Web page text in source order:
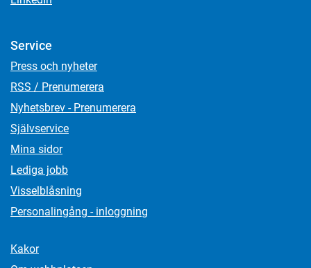
Service
Press och nyheter
RSS / Prenumerera
Nyhetsbrev - Prenumerera
Självservice
Mina sidor
Lediga jobb
Visselblåsning
Personalingång - inloggning
Kakor